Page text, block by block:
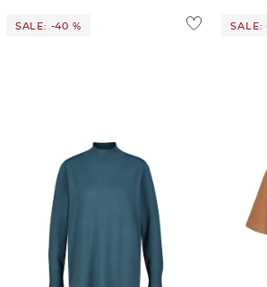
und Retouren aus dem Ausland findest
SALE: -40 % SALE: